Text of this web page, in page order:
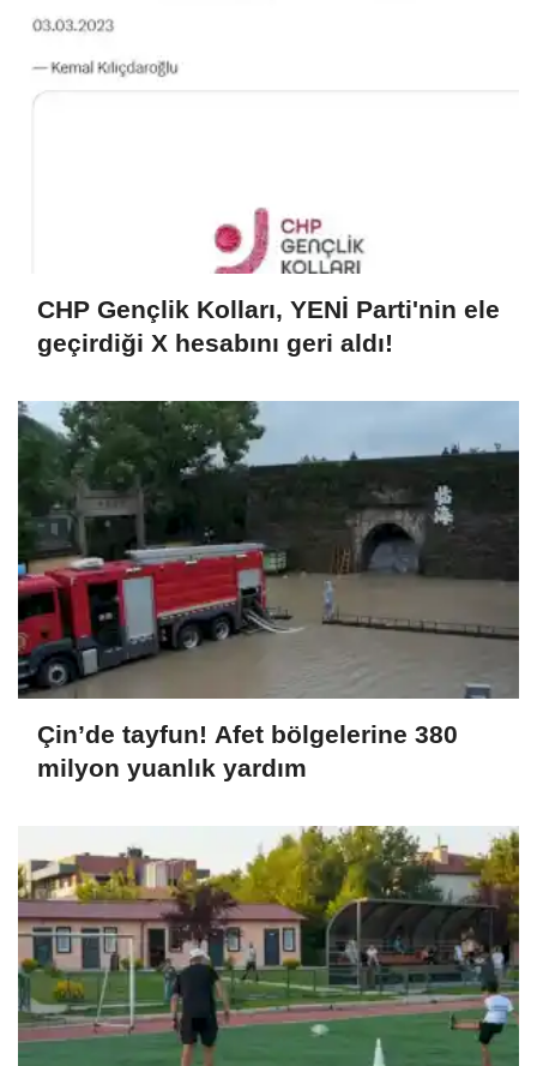
CHP Gençlik Kolları, YENİ Parti'nin ele
geçirdiği X hesabını geri aldı!
Çin’de tayfun! Afet bölgelerine 380
milyon yuanlık yardım